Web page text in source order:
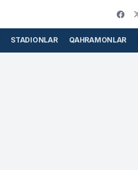
STADIONLAR QAHRAMONLAR